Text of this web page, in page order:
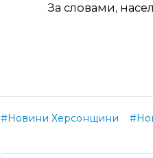
За словами,
#Новини Херсонщини